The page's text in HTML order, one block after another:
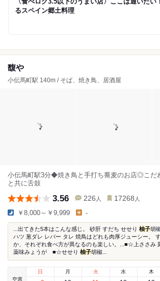
るスペイン郷土料理
馥や
小伝馬町駅 140m / そば、焼き鳥、居酒屋
小伝馬町駅3分◆焼き鳥と手打ち蕎麦のお店◎こだ
と共に舌鼓
3.56 226 人 17268 人
￥8,000～￥9,999 -
...出てきた5本はこんな感じ。 砂肝 すだち せせり 柚子胡
ハツ 葱ダレ レバー タレ 焼鳥はどれも肉厚ジューシー。
か、それぞれ食べ方が異なるのも楽しい。...■☆上ささ
薬味みょうが ■☆せせり 柚子胡椒...
空席
日
月 火 水 木